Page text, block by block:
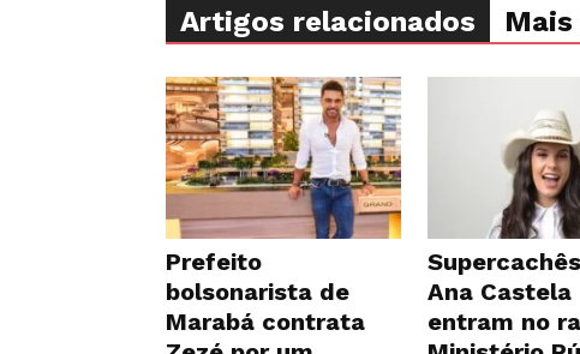
Artigos relacionados
Prefeito
bolsonarista de
Marabá contrata
Ana Castela
entram no